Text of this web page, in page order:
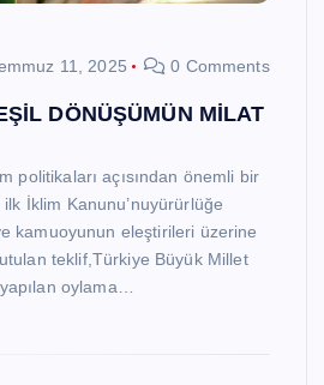
11, 2025 0 Comments
DÖNÜŞÜMÜN MİLAT
politikaları açısından önemli bir
İklim Kanunu’nuyürürlüğe
kamuoyunun eleştirileri üzerine
teklif,Türkiye Büyük Millet
oylama…